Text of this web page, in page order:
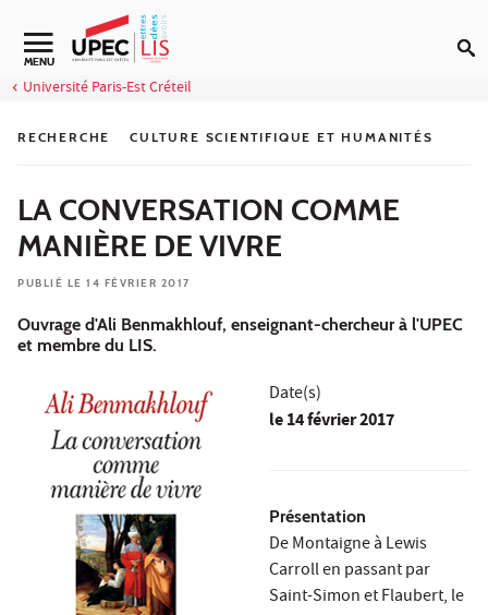
Aller au contenu
MENU
Université Paris-Est Créteil
RECHERCHE CULTURE SCIENTIFIQUE ET HUMANITÉS
LA CONVERSATION COMME
MANIÈRE DE VIVRE
PUBLIÉ LE 14 FÉVRIER 2017
Ouvrage d'Ali Benmakhlouf, enseignant-chercheur à l'UPEC
et membre du LIS.
Date(s)
le14 février 2017
Présentation
De Montaigne à Lewis
Carroll en passant par
Saint-Simon et Flaubert, le